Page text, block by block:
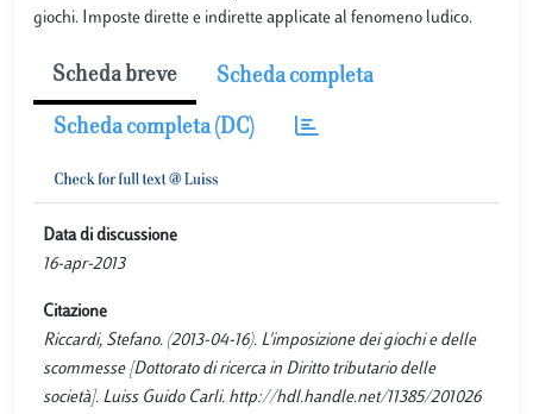
giochi. Imposte dirette e indirette applicate al fenomeno ludico.
Scheda breve Scheda completa
Scheda completa (DC)
Data di discussione
16-apr-2013
Citazione
Riccardi, Stefano. (2013-04-16). L'imposizione dei giochi e delle
scommesse [Dottorato di ricerca in Diritto tributario delle
società]. Luiss Guido Carli. http://hdl.handle.net/11385/201026